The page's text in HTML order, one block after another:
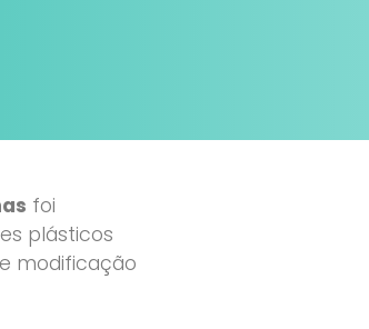
foi
plásticos
modificação